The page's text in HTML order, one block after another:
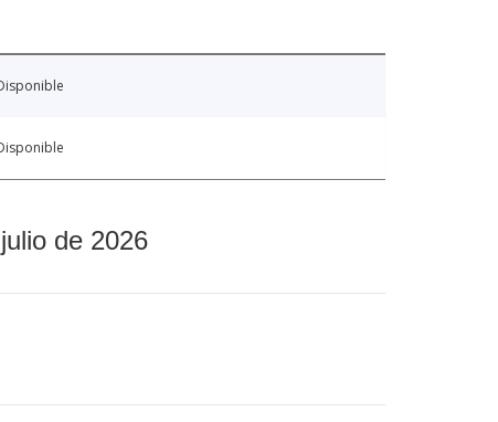
de 2026